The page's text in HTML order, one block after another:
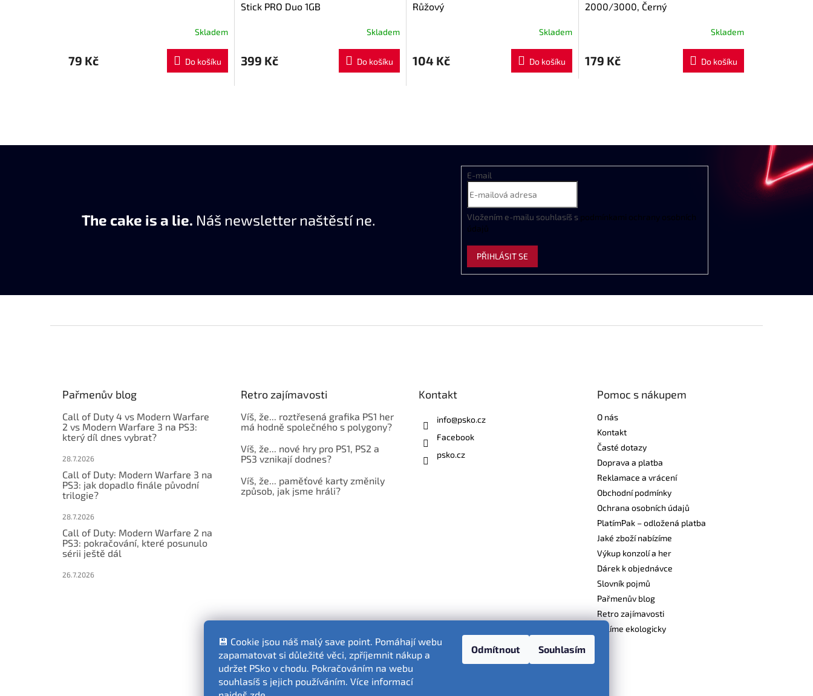
💾 Cookie jsou náš malý save point. Pomáhají webu
zapamatovat si důležité věci, zpříjemnit nákup a
udržet PSko v chodu. Pokračováním na webu
souhlasíš s jejich používáním. Více informací
Odmítnout Souhlasím
Skladem
79 Kč Do košíku
Stick PRO Duo 1GB
Skladem
399 Kč Do košíku
Růžový
Skladem
104 Kč Do košíku
2000/3000, Černý
Skladem
179 Kč Do košíku
The cake is a lie. Náš newsletter naštěstí ne.
E-mail
Vložením e-mailu souhlasíš s podmínkami ochrany osobních
údajů
PŘIHLÁSIT SE
Pařmenův blog
Call of Duty 4 vs Modern Warfare
2 vs Modern Warfare 3 na PS3:
který díl dnes vybrat?
28.7.2026
Call of Duty: Modern Warfare 3 na
PS3: jak dopadlo finále původní
trilogie?
28.7.2026
Call of Duty: Modern Warfare 2 na
PS3: pokračování, které posunulo
sérii ještě dál
26.7.2026
Retro zajímavosti
Víš, že... roztřesená grafika PS1 her
má hodně společného s polygony?
Víš, že... nové hry pro PS1, PS2 a
PS3 vznikají dodnes?
Víš, že... paměťové karty změnily
způsob, jak jsme hráli?
Kontakt
info@psko.cz
Facebook
psko.cz
Pomoc s nákupem
O nás
Kontakt
Časté dotazy
Doprava a platba
Reklamace a vrácení
Obchodní podmínky
Ochrana osobních údajů
PlatímPak – odložená platba
Jaké zboží nabízíme
Výkup konzolí a her
Dárek k objednávce
Slovník pojmů
Pařmenův blog
Retro zajímavosti
Balíme ekologicky
Fotografie produktů jsou ilustrativní.